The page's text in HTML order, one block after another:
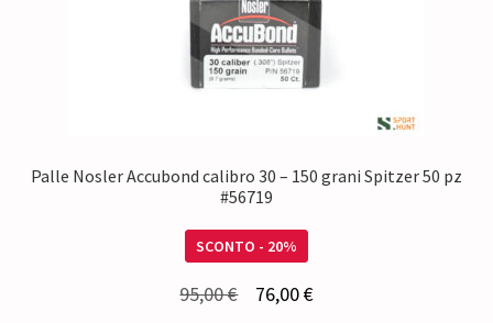
Palle Nosler Accubond calibro 30 – 150 grani Spitzer 50 pz
#56719
SCONTO - 20%
95,00€ 76,00€Il